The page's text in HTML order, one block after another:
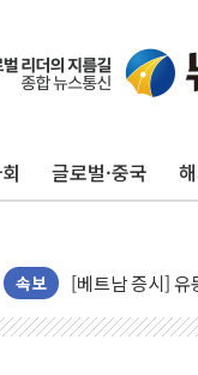
글로벌·중국
속보
[AI 부동산 투데
'찜통더위'에 전
후티 반군, 예멘